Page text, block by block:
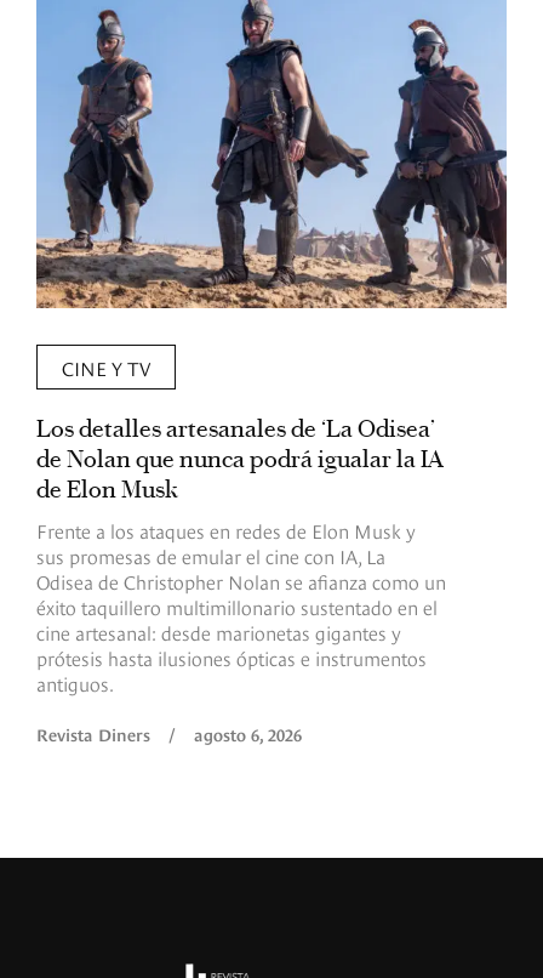
CINE Y TV
Los detalles artesanales de ‘La Odisea’
de Nolan que nunca podrá igualar la IA
de Elon Musk
Frente a los ataques en redes de Elon Musk y
sus promesas de emular el cine con IA, La
Odisea de Christopher Nolan se afianza como un
éxito taquillero multimillonario sustentado en el
cine artesanal: desde marionetas gigantes y
prótesis hasta ilusiones ópticas e instrumentos
antiguos.
Revista Diners / agosto 6, 2026